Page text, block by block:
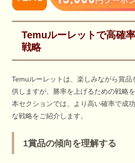
Temuルーレットで高確
戦略
Temuルーレットは、楽しみながら賞品
供しますが、勝率を上げるための戦略
本セクションでは、より高い確率で成
な戦略をご紹介します。
1賞品の傾向を理解する